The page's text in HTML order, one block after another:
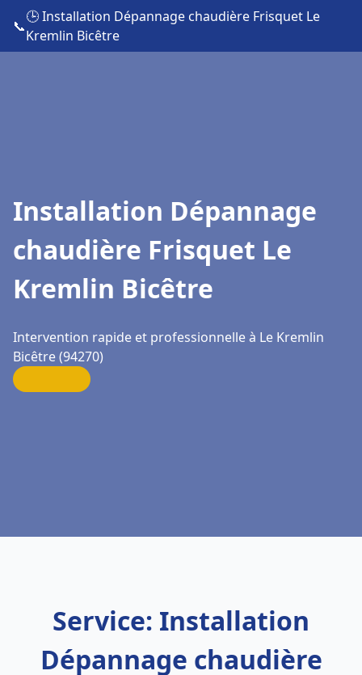
📞
🕒 Installation Dépannage chaudière Frisquet Le
Kremlin Bicêtre
Installation Dépannage
chaudière Frisquet Le
Kremlin Bicêtre
Intervention rapide et professionnelle à Le Kremlin
Bicêtre (94270)
Service: Installation
Dépannage chaudière